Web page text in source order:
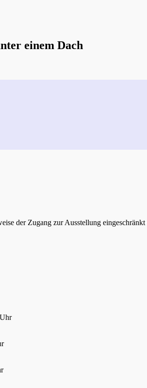
einem Dach
der Zugang zur Ausstellung